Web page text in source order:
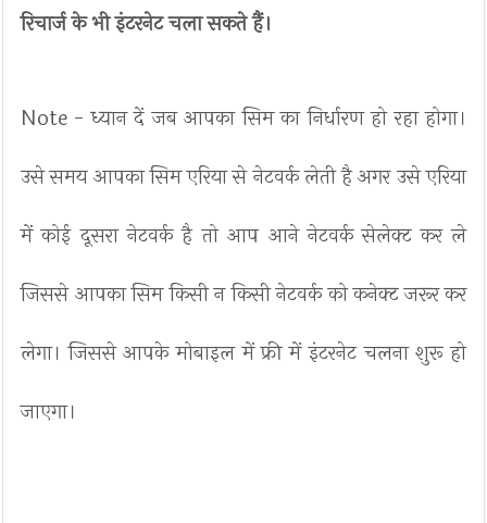
रिचार्ज के भी इंटरनेट चला सकते हैं।
Note - ध्यान दें जब आपका सिम का निर्धारण हो रहा होगा।
उसे समय आपका सिम एरिया से नेटवर्क लेती है अगर उसे एरिया
में कोई दूसरा नेटवर्क है तो आप आने नेटवर्क सेलेक्ट कर ले
जिससे आपका सिम किसी न किसी नेटवर्क को कनेक्ट जरूर कर
लेगा। जिससे आपके मोबाइल में फ्री में इंटरनेट चलना शुरू हो
जाएगा।